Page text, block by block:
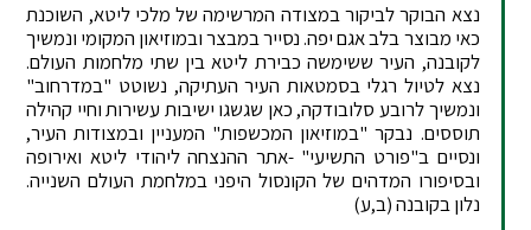
נצא הבוקר לביקור במצודה המרשימה של מלכי ליטא, השוכנת
כאי מבוצר בלב אגם יפה. נסייר במבצר ובמוזיאון המקומי ונמשיך
לקובנה, העיר ששימשה כבירת ליטא בין שתי מלחמות העולם.
נצא לטיול רגלי בסמטאות העיר העתיקה, נשוטט "במדרחוב"
ונמשיך לרובע סלובודקה, כאן שגשגו ישיבות עשירות וחיי קהילה
תוססים. נבקר "במוזיאון המכשפות" המעניין ובמצודות העיר,
ונסיים ב"פורט התשיעי" -אתר ההנצחה ליהודי ליטא ואירופה
ובסיפורו המדהים של הקונסול היפני במלחמת העולם השנייה.
נלון בקובנה (ב,ע)